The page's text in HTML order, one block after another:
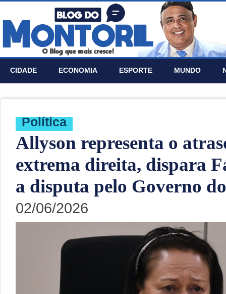
CIDADE ECONOMIA ESPORTE MUNDO
Política
Allyson representa o
extrema direita, dispara
a disputa pelo Governo
02/06/2026